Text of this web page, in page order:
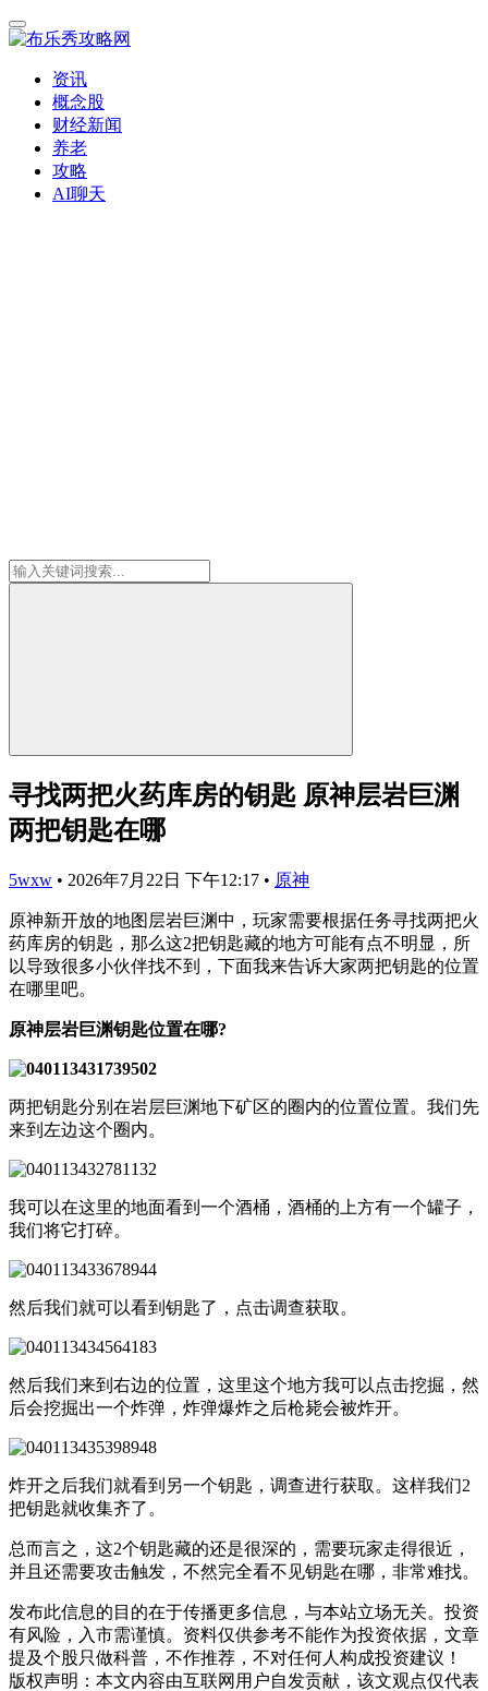
资讯
概念股
财经新闻
养老
攻略
AI聊天
寻找两把火药库房的钥匙 原神层岩巨渊
两把钥匙在哪
5wxw • 2026年7月22日 下午12:17 • 原神
原神新开放的地图层岩巨渊中，玩家需要根据任务寻找两把火
药库房的钥匙，那么这2把钥匙藏的地方可能有点不明显，所
以导致很多小伙伴找不到，下面我来告诉大家两把钥匙的位置
在哪里吧。
原神层岩巨渊钥匙位置在哪?
两把钥匙分别在岩层巨渊地下矿区的圈内的位置位置。我们先
来到左边这个圈内。
我可以在这里的地面看到一个酒桶，酒桶的上方有一个罐子，
我们将它打碎。
然后我们就可以看到钥匙了，点击调查获取。
然后我们来到右边的位置，这里这个地方我可以点击挖掘，然
后会挖掘出一个炸弹，炸弹爆炸之后枪毙会被炸开。
炸开之后我们就看到另一个钥匙，调查进行获取。这样我们2
把钥匙就收集齐了。
总而言之，这2个钥匙藏的还是很深的，需要玩家走得很近，
并且还需要攻击触发，不然完全看不见钥匙在哪，非常难找。
发布此信息的目的在于传播更多信息，与本站立场无关。投资
有风险，入市需谨慎。资料仅供参考不能作为投资依据，文章
提及个股只做科普，不作推荐，不对任何人构成投资建议！
版权声明：本文内容由互联网用户自发贡献，该文观点仅代表